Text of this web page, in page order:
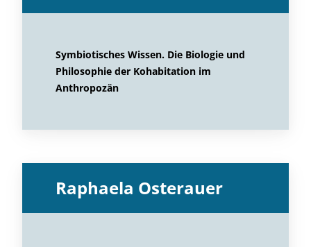
Symbiotisches Wissen. Die Biologie und
Philosophie der Kohabitation im
Anthropozän
Raphaela Osterauer